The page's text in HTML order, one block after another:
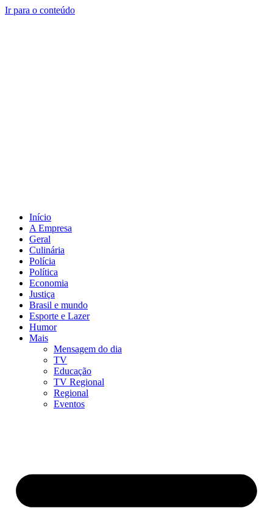
Ir para o conteúdo
Início
A Empresa
Geral
Culinária
Polícia
Política
Economia
Justiça
Brasil e mundo
Esporte e Lazer
Humor
Mais
Mensagem do dia
TV
Educação
TV Regional
Regional
Eventos